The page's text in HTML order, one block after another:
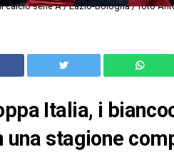
Italia, i
una stagione